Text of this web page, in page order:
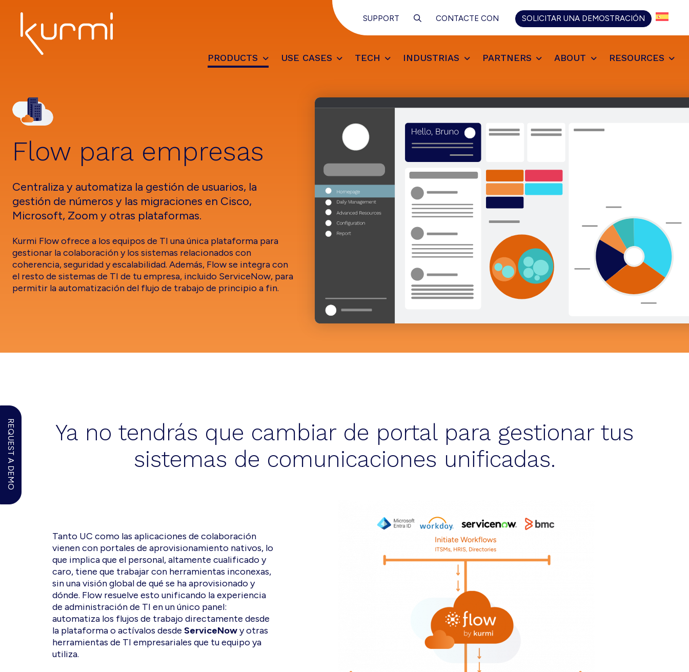
primary
navigation
content
footer
Automate
Simplify
management
SUPPORT CONTACTE CON SOLICITAR UNA DEMOSTRACIÓN
PRODUCTS USE CASES TECH INDUSTRIAS PARTNERS ABOUT RESOURCES
Flow para empresas
Centraliza y automatiza la gestión de usuarios, la
gestión de números y las migraciones en Cisco,
Microsoft, Zoom y otras plataformas.
Kurmi Flow ofrece a los equipos de TI una única plataforma para
gestionar la colaboración y los sistemas relacionados con
coherencia, seguridad y escalabilidad. Además, Flow se integra con
el resto de sistemas de TI de tu empresa, incluido ServiceNow, para
permitir la automatización del flujo de trabajo de principio a fin.
Ya no tendrás que cambiar de portal para gestionar tus
sistemas de comunicaciones unificadas.
Tanto UC como las aplicaciones de colaboración
vienen con portales de aprovisionamiento nativos, lo
que implica que el personal, altamente cualificado y
caro, tiene que trabajar con herramientas inconexas,
sin una visión global de qué se ha aprovisionado y
dónde. Flow resuelve esto unificando la experiencia
de administración de TI en un único panel:
automatiza los flujos de trabajo directamente desde
la plataforma o actívalos desde ServiceNowy otras
herramientas de TI empresariales que tu equipo ya
utiliza.
REQUEST A DEMO